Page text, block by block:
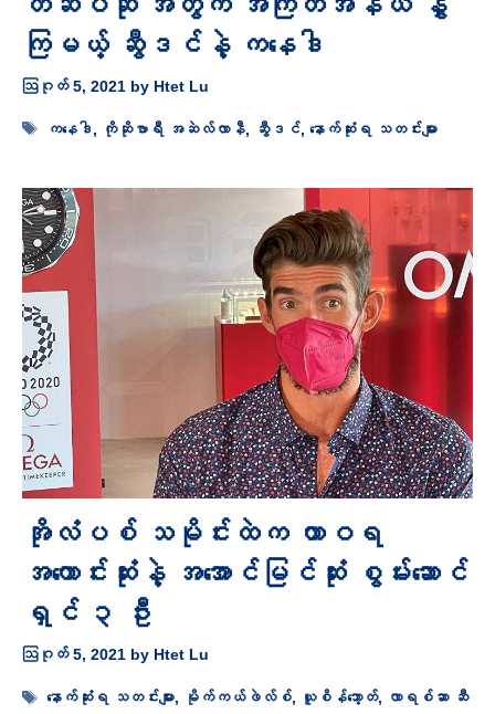
ကြမယ့် ဆွီဒင်နဲ့ ကနေဒါ
ဩဂုတ် 5, 2021 by Htet Lu
Tags
ကနေဒါ, ကိုဆိုဗာရီ အဆဲလ်လာနီ, ဆွီဒင်,နောက်ဆုံးရ သတင်းများ
အိုလံပစ် သမိုင်းထဲက ထာဝရ
အကောင်းဆုံးနဲ့ အအောင်မြင်ဆုံး စွမ်းဆောင်
ရှင် ၃ ဦး
ဩဂုတ် 5, 2021 by Htet Lu
Tags
နောက်ဆုံးရ သတင်းများ, မိုက်ကယ်ဖဲလ်စ်, ယူစိန်ဘော့တ်, လာရစ်ဆာ ဆီ